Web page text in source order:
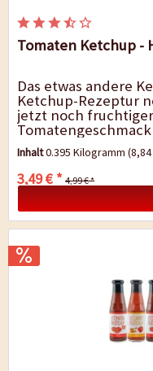
Tomaten Ketchup -
Das etwas andere
Ketchup-Rezeptur
jetzt noch
Habanero-Kick.
Inhalt0.395 Kilogramm
3,49 € * 4,99 € *